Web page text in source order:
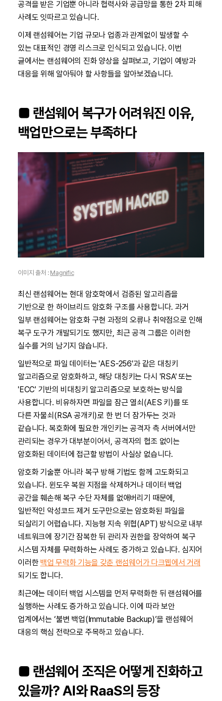
공격을 받은 기업뿐 아니라 협력사와 공급망을 통한 2차 피해
사례도 잇따르고 있습니다.
이제 랜섬웨어는 기업 규모나 업종과 관계없이 발생할 수
있는 대표적인 경영 리스크로 인식되고 있습니다. 이번
글에서는 랜섬웨어의 진화 양상을 살펴보고, 기업이 예방과
대응을 위해 알아둬야 할 사항들을 알아보겠습니다.
■ 랜섬웨어 복구가 어려워진 이유,
백업만으로는 부족하다
이미지 출처 : Magnific
최신 랜섬웨어는 현대 암호학에서 검증된 알고리즘을
기반으로 한 하이브리드 암호화 구조를 사용합니다. 과거
일부 랜섬웨어는 암호화 구현 과정의 오류나 취약점으로 인해
복구 도구가 개발되기도 했지만, 최근 공격 그룹은 이러한
실수를 거의 남기지 않습니다.
일반적으로 파일 데이터는 'AES-256'과 같은 대칭키
알고리즘으로 암호화하고, 해당 대칭키는 다시 'RSA' 또는
'ECC' 기반의 비대칭키 알고리즘으로 보호하는 방식을
사용합니다. 비유하자면 파일을 잠근 열쇠(AES 키)를 또
다른 자물쇠(RSA 공개키)로 한 번 더 잠가두는 것과
같습니다. 복호화에 필요한 개인키는 공격자 측 서버에서만
관리되는 경우가 대부분이어서, 공격자의 협조 없이는
암호화된 데이터에 접근할 방법이 사실상 없습니다.
암호화 기술뿐 아니라 복구 방해 기법도 함께 고도화되고
있습니다. 윈도우 복원 지점을 삭제하거나 데이터 백업
공간을 훼손해 복구 수단 자체를 없애버리기 때문에,
일반적인 악성코드 제거 도구만으로는 암호화된 파일을
되살리기 어렵습니다. 지능형 지속 위협(APT) 방식으로 내부
네트워크에 장기간 잠복한 뒤 관리자 권한을 장악하여 복구
시스템 자체를 무력화하는 사례도 증가하고 있습니다. 심지어
이러한 백업 무력화 기능을 갖춘 랜섬웨어가 다크웹에서 거래
되기도 합니다.
최근에는 데이터 백업 시스템을 먼저 무력화한 뒤 랜섬웨어를
실행하는 사례도 증가하고 있습니다. 이에 따라 보안
업계에서는 ‘불변 백업(Immutable Backup)’을 랜섬웨어
대응의 핵심 전략으로 주목하고 있습니다.
■ 랜섬웨어 조직은 어떻게 진화하고
있을까? AI와 RaaS의 등장